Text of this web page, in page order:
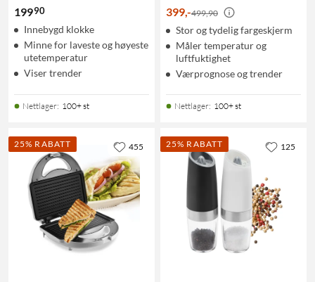
19990
Innebygd klokke
Minne for laveste og høyeste
utetemperatur
Viser trender
Nettlager: 100+ st
399,-499,90
Stor og tydelig fargeskjerm
Måler temperatur og
luftfuktighet
Værprognose og trender
Nettlager: 100+ st
25% RABATT 455 25% RABATT 125